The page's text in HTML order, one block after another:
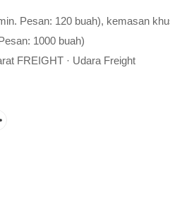
Pesan: 120 buah), kemasan
1000 buah)
FREIGHT · Udara Freight